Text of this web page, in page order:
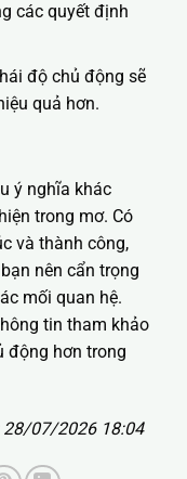
các quyết định
độ chủ động sẽ
quả hơn.
ý nghĩa khác
trong mơ. Có
và thành công,
nên cẩn trọng
mối quan hệ.
tin tham khảo
động hơn trong
28/07/2026 18:04